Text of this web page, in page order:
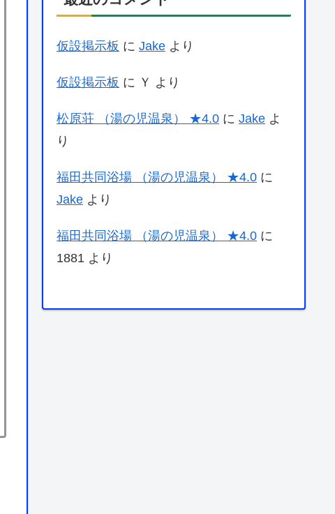
仮設掲示板 に Jake より
仮設掲示板 に Ｙ より
松原荘 （湯の児温泉） ★4.0 に Jake よ
り
福田共同浴場 （湯の児温泉） ★4.0 に
Jake より
福田共同浴場 （湯の児温泉） ★4.0 に
1881 より